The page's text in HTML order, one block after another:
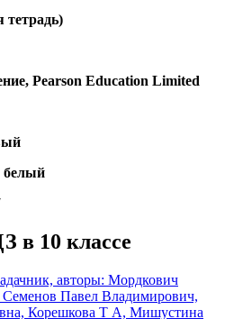
тетрадь)
Pearson Education Limited
белый
в 10 классе